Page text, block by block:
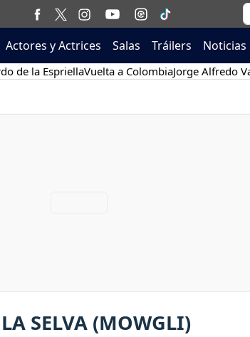
Actores y Actrices Salas Tráilers Noticias
de la EspriellaVuelta a ColombiaJorge Alfredo
SELVA (MOWGLI)